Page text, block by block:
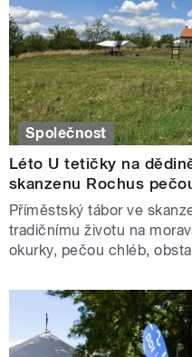
Společnost
Léto U tetičky na
skanzenu Rochus
Příměstský tábor ve
tradičnímu životu na
okurky, pečou chléb,